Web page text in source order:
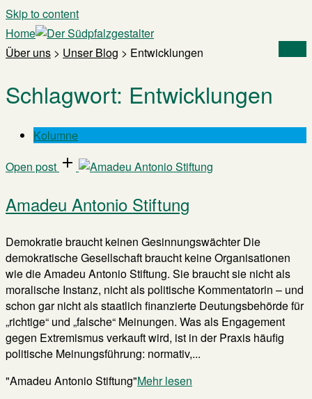
Skip to content
Home
Über uns > Unser Blog > Entwicklungen
Schlagwort: Entwicklungen
Kolumne
Open post
Amadeu Antonio Stiftung
Demokratie braucht keinen Gesinnungswächter Die
demokratische Gesellschaft braucht keine Organisationen
wie die Amadeu Antonio Stiftung. Sie braucht sie nicht als
moralische Instanz, nicht als politische Kommentatorin – und
schon gar nicht als staatlich finanzierte Deutungsbehörde für
„richtige“ und „falsche“ Meinungen. Was als Engagement
gegen Extremismus verkauft wird, ist in der Praxis häufig
politische Meinungsführung: normativ,...
"Amadeu Antonio Stiftung"Mehr lesen